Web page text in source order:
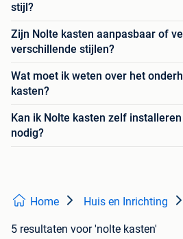
stijl?
Zijn Nolte kasten aanpasbaar of
verschillende stijlen?
Wat moet ik weten over het
kasten?
Kan ik Nolte kasten zelf
nodig?
Home Huis en Inrichting
5 resultaten voor 'nolte kasten'